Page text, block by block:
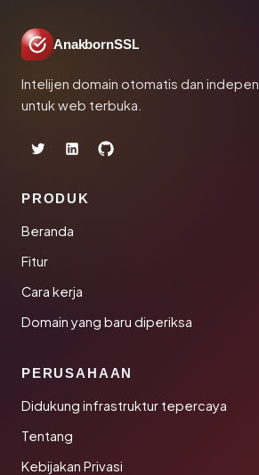
AnakbornSSL
Intelijen domain otomatis dan
untuk web terbuka.
PRODUK
Beranda
Fitur
Cara kerja
Domain yang baru diperiksa
PERUSAHAAN
Didukung infrastruktur tepercaya
Tentang
Kebijakan Privasi